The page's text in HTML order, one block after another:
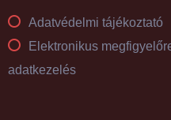
Adatvédelmi tájékoztató
Elektronikus
adatkezelés